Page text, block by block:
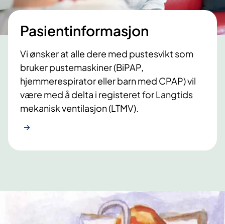
Pasientinformasjon
Vi ønsker at alle dere med pustesvikt som
bruker pustemaskiner (BiPAP,
hjemmerespirator eller barn med CPAP) vil
være med å delta i registeret for Langtids
mekanisk ventilasjon (LTMV).